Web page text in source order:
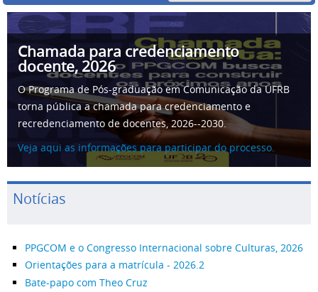
Chamada para credenciamento
docente, 2026
O Programa de Pós-graduação em Comunicação da UFRB
torna pública a chamada para credenciamento e
recredenciamento de docentes, 2026--2030.
Veja aqui as informações para participar do processo.
Notícias
PPGCOM e o Congresso Internacional sobre Culturas, 2026
Orientações para a matrícula - 2026.2
Bate-papo com Theo Cruz